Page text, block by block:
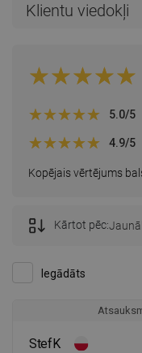
Klientu viedokļi
Kopējais vērtējums
5.0/5
4.9/5
Iegādāts
Kārtot pēc:
StefK